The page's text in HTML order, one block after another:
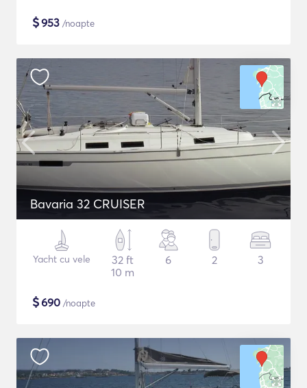
$953 /noapte
Bavaria 32 CRUISER
Yacht cu vele
32 ft
10 m
6 2 3
$690 /noapte